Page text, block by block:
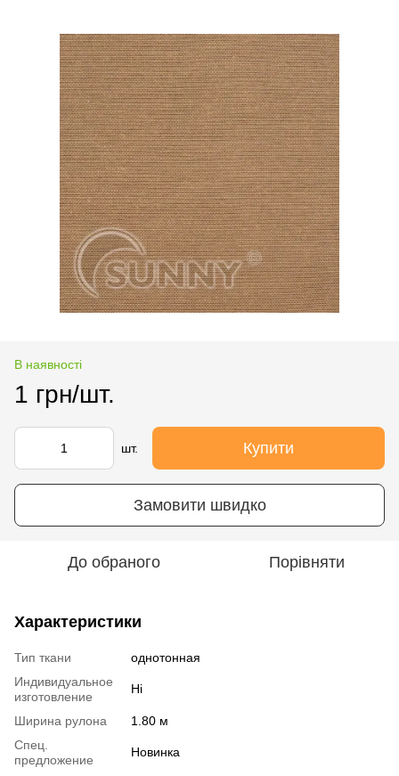
В наявності
1 грн/шт.
шт. Купити
Замовити швидко
До обраного Порівняти
Характеристики
Тип ткани
однотонная
Индивидуальное
изготовление
Ні
Ширина рулона
1.80 м
Спец.
предложение
Новинка